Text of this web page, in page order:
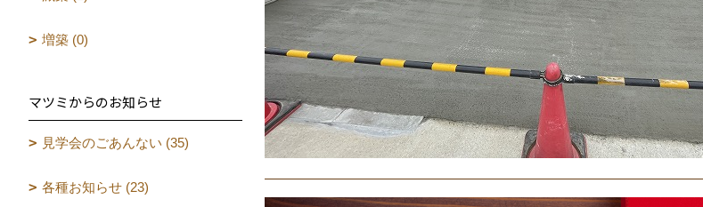
増築 (0)
マツミからのお知らせ
見学会のごあんない (35)
各種お知らせ (23)